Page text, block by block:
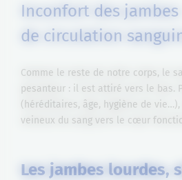
Inconfort des
de circulation
Comme le reste de notre corps, le
pesanteur : il est attiré vers le bas.
(héréditaires, âge, hygiène de
veineux du sang vers le cœur
Les jambes lourdes,